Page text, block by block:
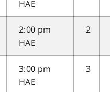
HAE
2:00 pm
HAE
2
3:00 pm
HAE
3